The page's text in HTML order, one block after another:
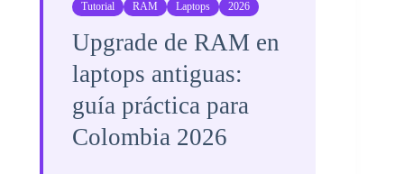
Tutorial RAM Laptops 2026
Upgrade de RAM en
laptops antiguas:
guía práctica para
Colombia 2026